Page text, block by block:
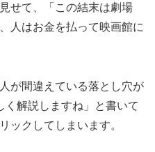
せて、「この結末は劇場
人はお金を払って映画館に
が間違えている落とし穴が
く解説しますね」と書いて
ックしてしまいます。